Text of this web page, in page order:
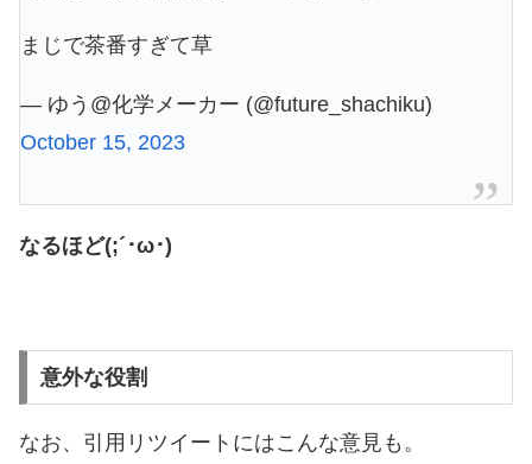
まじで茶番すぎて草
— ゆう@化学メーカー (@future_shachiku)
October 15, 2023
なるほど(;´･ω･)
意外な役割
なお、引用リツイートにはこんな意見も。